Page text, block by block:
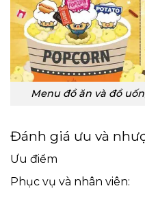
Menu đồ ăn và đồ
Đánh giá ưu và
Ưu điểm
Phục vụ và nhân viên: